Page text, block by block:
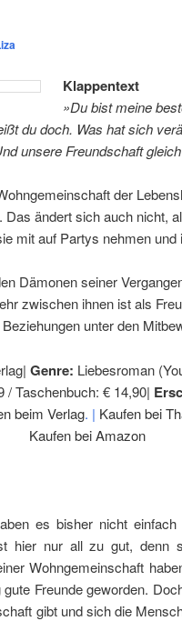
Klappentext
»Du bist meine
du doch. Was hat sich
unsere Freundschaft
der
Das ändert sich auch nicht,
mit auf Partys nehmen
Dämonen seiner
zwischen ihnen ist als
unter den
Genre: Liebesroman
/ Taschenbuch: € 14,90|
beim Verlag. | Kaufen bei
Kaufen bei Amazon
es bisher nicht
hier nur all zu gut, denn
Wohngemeinschaft
Freunde geworden.
gibt und sich die